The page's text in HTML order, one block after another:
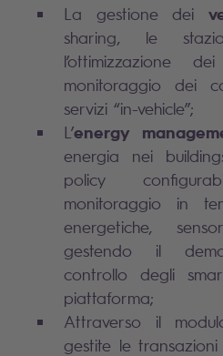
La gestione dei
sharing, le
l’ottimizzazione
monitoraggio dei
servizi “in-vehicle”;
L’energy
energia nei
policy
monitoraggio in
energetiche,
gestendo il
controllo degli
piattaforma;
Attraverso il
gestite le